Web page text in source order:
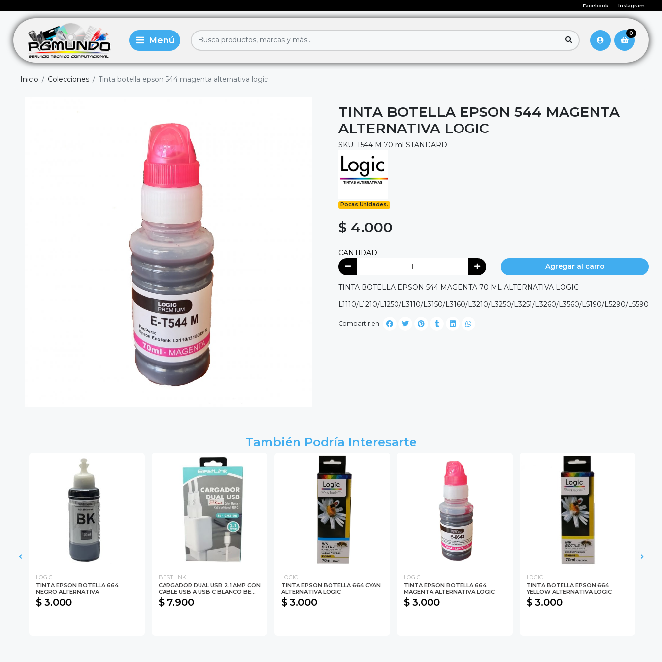
Facebook Instagram
0
Inicio Colecciones Tinta botella epson 544 magenta alternativa logic
TINTA BOTELLA EPSON 544 MAGENTA
ALTERNATIVA LOGIC
SKU: T544 M 70 ml STANDARD
Pocas Unidades.
$ 4.000
CANTIDAD
Agregar al carro
TINTA BOTELLA EPSON 544 MAGENTA 70 ML ALTERNATIVA LOGIC
L1110/L1210/L1250/L3110/L3150/L3160/L3210/L3250/L3251/L3260/L3560/L5190/L5290/L5590
Compartir en:
También Podría Interesarte
LOGIC
TINTA EPSON BOTELLA 664
NEGRO ALTERNATIVA
$ 3.000
BESTLINK
CARGADOR DUAL USB 2.1 AMP CON
CABLE USB A USB C BLANCO BE...
$ 7.900
LOGIC
TINTA EPSON BOTELLA 664 CYAN
ALTERNATIVA LOGIC
$ 3.000
LOGIC
TINTA EPSON BOTELLA 664
MAGENTA ALTERNATIVA LOGIC
$ 3.000
LOGIC
TINTA BOTELLA EPSON 664
YELLOW ALTERNATIVA LOGIC
$ 3.000